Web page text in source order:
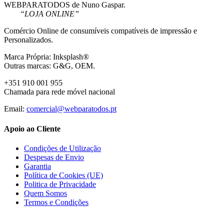
WEBPARATODOS de Nuno Gaspar.
“LOJA ONLINE”
Comércio Online de consumíveis compatíveis de impressão e
Personalizados.
Marca Própria: Inksplash®
Outras marcas: G&G, OEM.
+351 910 001 955
Chamada para rede móvel nacional
Email: comercial@webparatodos.pt
Apoio ao Cliente
Condições de Utilização
Despesas de Envio
Garantia
Política de Cookies (UE)
Politica de Privacidade
Quem Somos
Termos e Condições